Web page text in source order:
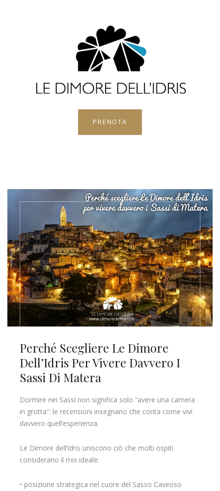
PRENOTA
Perché Scegliere Le Dimore
Dell’Idris Per Vivere Davvero I
Sassi Di Matera
Dormire nei Sassi non significa solo “avere una camera
in grotta”: le recensioni insegnano che conta come vivi
davvero quell’esperienza.
Le Dimore dell’Idris uniscono ciò che molti ospiti
considerano il mix ideale:
• posizione strategica nel cuore del Sasso Caveoso